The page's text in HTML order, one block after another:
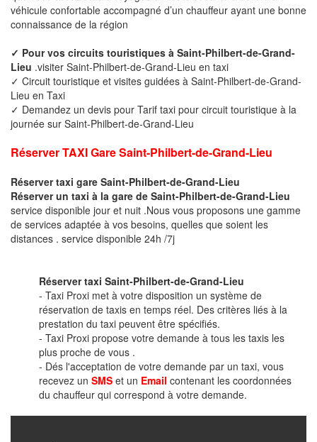
véhicule confortable accompagné d’un chauffeur ayant une bonne
connaissance de la région
✓ Pour vos circuits touristiques à Saint-Philbert-de-Grand-
Lieu .visiter Saint-Philbert-de-Grand-Lieu en taxi
✓ Circuit touristique et visites guidées à Saint-Philbert-de-Grand-
Lieu en Taxi
✓ Demandez un devis pour Tarif taxi pour circuit touristique à la
journée sur Saint-Philbert-de-Grand-Lieu
Réserver TAXI Gare Saint-Philbert-de-Grand-Lieu
Réserver taxi gare Saint-Philbert-de-Grand-Lieu
Réserver un taxi à la gare de Saint-Philbert-de-Grand-Lieu
service disponible jour et nuit .Nous vous proposons une gamme
de services adaptée à vos besoins, quelles que soient les
distances . service disponible 24h /7j
Réserver taxi Saint-Philbert-de-Grand-Lieu
- Taxi Proxi met à votre disposition un système de
réservation de taxis en temps réel. Des critères liés à la
prestation du taxi peuvent être spécifiés.
- Taxi Proxi propose votre demande à tous les taxis les
plus proche de vous .
- Dés l'acceptation de votre demande par un taxi, vous
recevez un SMS et un Email contenant les coordonnées
du chauffeur qui correspond à votre demande.